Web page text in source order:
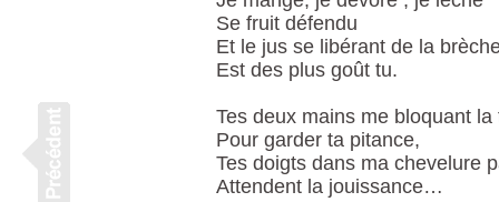
Se fruit défendu
Et le jus se libérant de la
Est des plus goût tu.
Tes deux mains me bloquant la
Pour garder ta pitance,
Tes doigts dans ma chevelure
Attendent la jouissance…